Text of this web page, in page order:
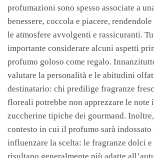
profumazioni sono spesso associate a
benessere, coccola e piacere,
le atmosfere avvolgenti e rassicuranti.
importante considerare alcuni aspetti
profumo goloso come regalo.
valutare la personalità e le abitudini
destinatario: chi predilige fragranze
floreali potrebbe non apprezzare le note
zuccherine tipiche dei gourmand.
contesto in cui il profumo sarà indossato
influenzare la scelta: le fragranze dolci